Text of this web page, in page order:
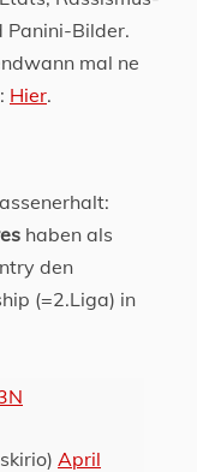
Panini-Bilder.
mal ne
Hier.
haben als
den
(=2.Liga) in
April